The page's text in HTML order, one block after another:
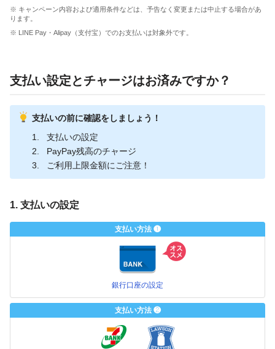
※ キャンペーン内容および適用条件などは、予告なく変更または中止する場合があ
ります。
※ LINE Pay・Alipay（支付宝）でのお支払いは対象外です。
支払い設定とチャージはお済みですか？
支払いの前に確認をしましょう！
支払いの設定
PayPay残高のチャージ
ご利用上限金額にご注意！
1. 支払いの設定
支払い方法 ❶
銀行口座の設定
支払い方法 ❷